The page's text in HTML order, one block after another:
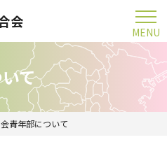
会
MENU
て
青年部について